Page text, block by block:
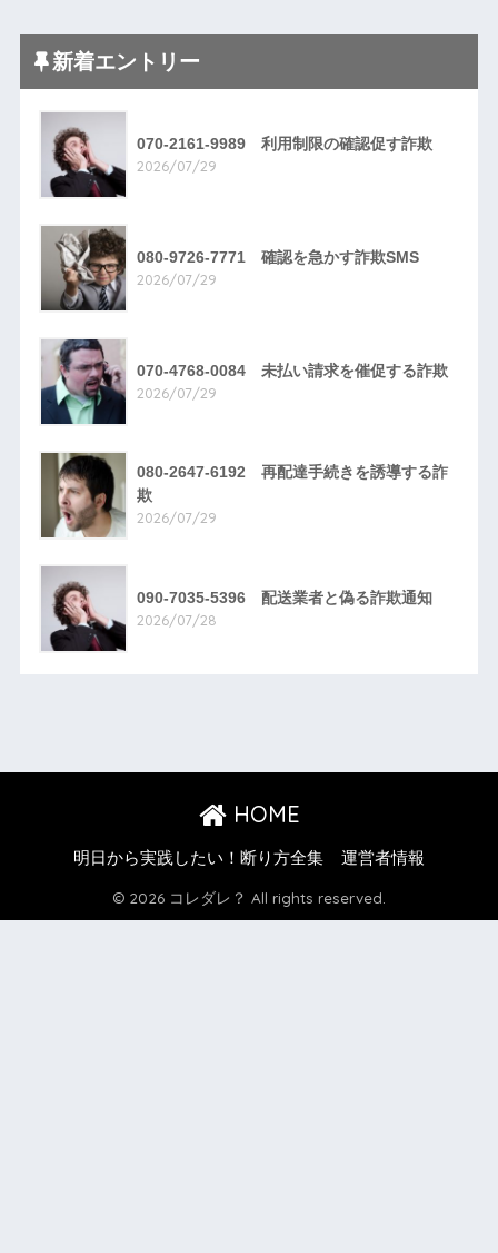
新着エントリー
070-2161-9989 利用制限の確認促す詐欺
2026/07/29
080-9726-7771 確認を急かす詐欺SMS
2026/07/29
070-4768-0084 未払い請求を催促する詐欺
2026/07/29
080-2647-6192 再配達手続きを誘導する詐
欺
2026/07/29
090-7035-5396 配送業者と偽る詐欺通知
2026/07/28
HOME
明日から実践したい！断り方全集 運営者情報
© 2026 コレダレ？ All rights reserved.